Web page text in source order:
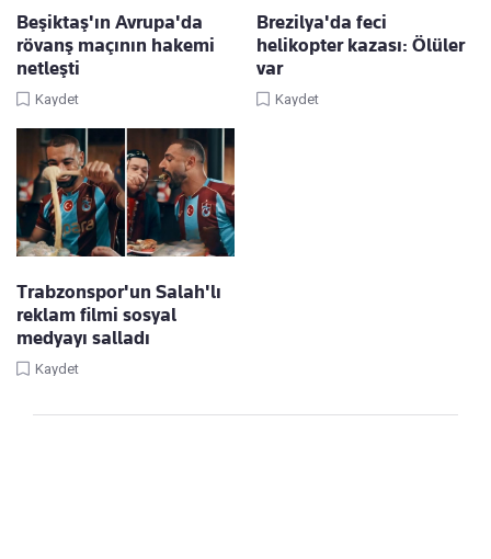
Beşiktaş'ın Avrupa'da
rövanş maçının hakemi
netleşti
Kaydet
Brezilya'da feci
helikopter kazası: Ölüler
var
Kaydet
Trabzonspor'un Salah'lı
reklam filmi sosyal
medyayı salladı
Kaydet